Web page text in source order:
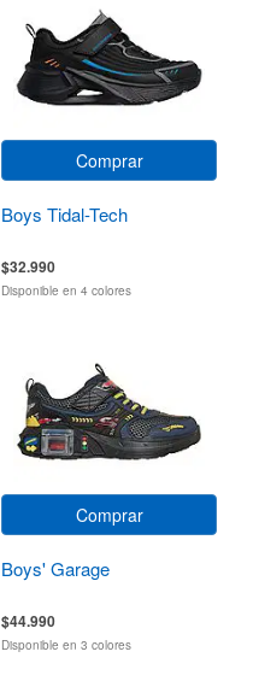
Comprar
Boys Tidal-Tech
$32.990
Disponible en 4 colores
Comprar
Boys' Garage
$44.990
Disponible en 3 colores